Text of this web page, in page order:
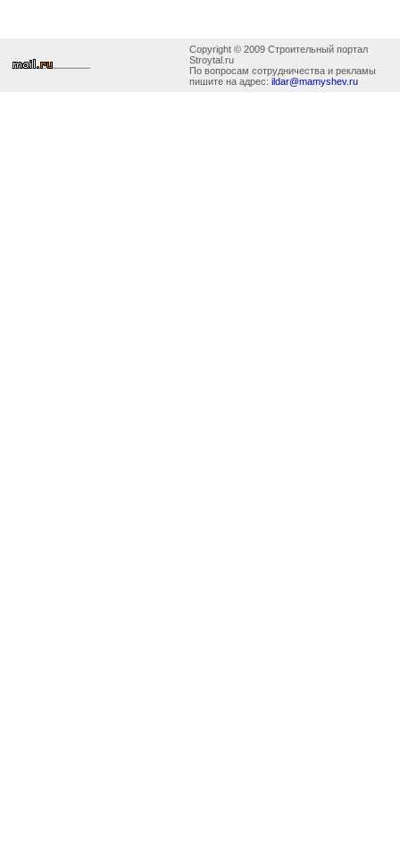
Copyright © 2009 Строительный портал
Stroytal.ru
По вопросам сотрудничества и рекламы
пишите на адрес: ildar@mamyshev.ru